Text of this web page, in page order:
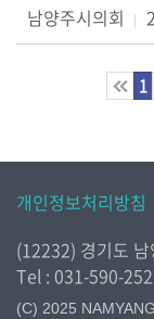
남양주시의회
1
개인정보처리방침
(12232) 경기도
Tel : 031-590-
(C) 2025